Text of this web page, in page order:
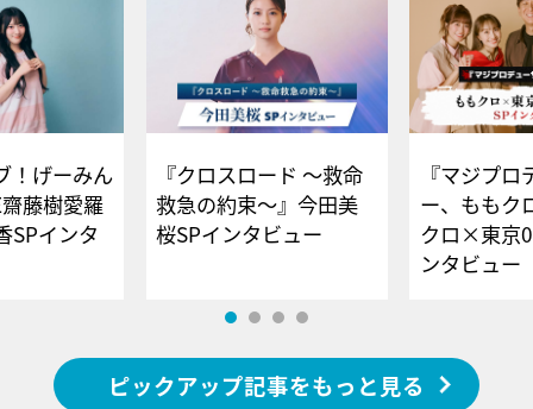
！げーみん
藤樹愛羅
SPインタ
『クロスロード ～救命
救急の約束～』今田美
桜SPインタビュー
『マジプロ
ー、ももク
クロ×東京
ンタビュー
ピックアップ記事をもっと見る